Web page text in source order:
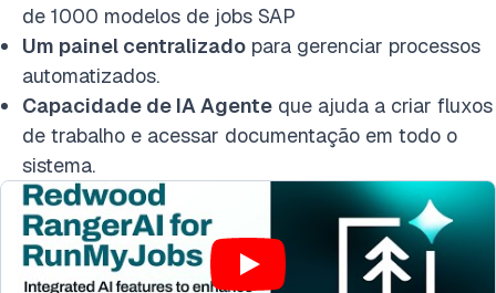
de 1000 modelos de jobs SAP
Um painel centralizado para gerenciar processos
automatizados.
Capacidade de IA Agente que ajuda a criar fluxos
de trabalho e acessar documentação em todo o
sistema.